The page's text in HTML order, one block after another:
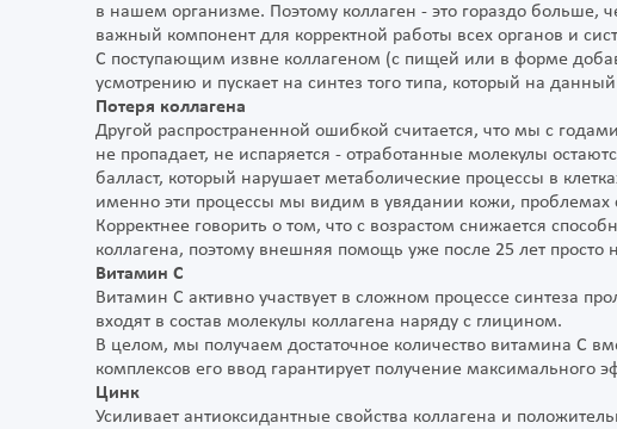
в нашем организме. Поэтому коллаген - это гораздо
важный компонент для корректной работы всех органов и
С поступающим извне коллагеном (с пищей или в форме
усмотрению и пускает на синтез того типа, который на
Потеря коллагена
Другой распространенной ошибкой считается, что мы с
не пропадает, не испаряется - отработанные молекулы
балласт, который нарушает метаболические процессы в
именно эти процессы мы видим в увядании кожи, проблемах
Корректнее говорить о том, что с возрастом снижается
коллагена, поэтому внешняя помощь уже после 25 лет
Витамин С
Витамин С активно участвует в сложном процессе синтеза
входят в состав молекулы коллагена наряду с глицином.
В целом, мы получаем достаточное количество витамина С
комплексов его ввод гарантирует получение максимального
Цинк
Усиливает антиоксидантные свойства коллагена и